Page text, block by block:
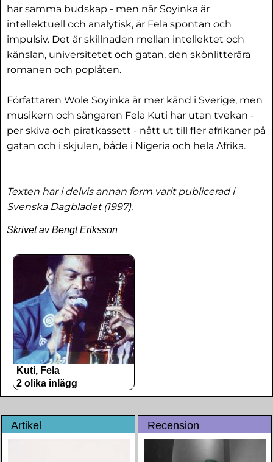
har samma budskap - men när Soyinka är
intellektuell och analytisk, är Fela spontan och
impulsiv. Det är skillnaden mellan intellektet och
känslan, universitetet och gatan, den skönlitterära
romanen och poplåten.
Författaren Wole Soyinka är mer känd i Sverige, men
musikern och sångaren Fela Kuti har utan tvekan -
per skiva och piratkassett - nått ut till fler afrikaner på
gatan och i skjulen, både i Nigeria och hela Afrika.
Texten har i delvis annan form varit publicerad i
Svenska Dagbladet (1997).
Skrivet av Bengt Eriksson
Kuti, Fela
2 olika inlägg
Artikel Recension